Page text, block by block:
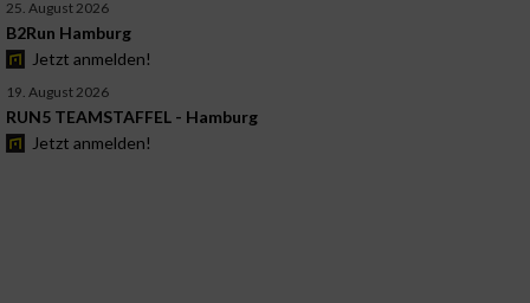
25. August 2026
B2Run Hamburg
Jetzt anmelden!
19. August 2026
RUN5 TEAMSTAFFEL - Hamburg
Jetzt anmelden!